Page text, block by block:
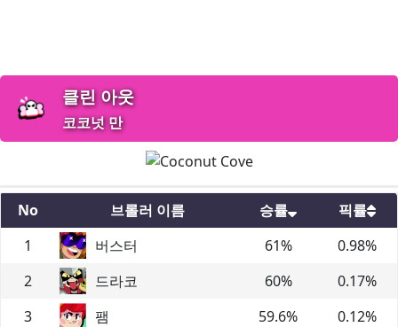
클린 아웃
코코넛 만
No 브롤러 이름 승률
픽률
1
버스터 61% 0.98%
2
드라코 60% 0.17%
3
팸 59.6% 0.12%